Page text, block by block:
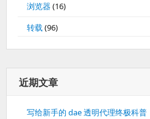
浏览器(16)
转载(96)
近期文章
写给新手的 dae 透明代理终极科普